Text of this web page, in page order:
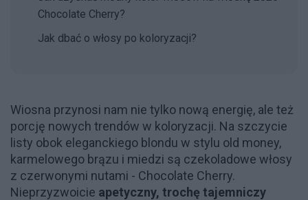
Chocolate Cherry?
Jak dbać o włosy po koloryzacji?
Wiosna przynosi nam nie tylko nową energię, ale też
porcję nowych trendów w koloryzacji. Na szczycie
listy obok eleganckiego blondu w stylu old money,
karmelowego brązu i miedzi są czekoladowe włosy
z czerwonymi nutami - Chocolate Cherry.
Nieprzyzwoicie apetyczny, trochę tajemniczy